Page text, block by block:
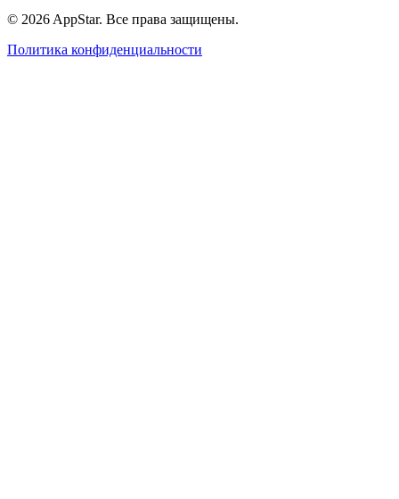
© 2026 AppStar. Все права защищены.
Политика конфиденциальности